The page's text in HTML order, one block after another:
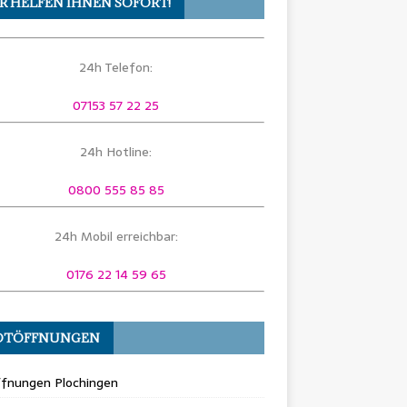
24h Telefon:
07153 57 22 25
24h Hotline:
0800 555 85 85
24h Mobil erreichbar:
0176 22 14 59 65
Plochingen